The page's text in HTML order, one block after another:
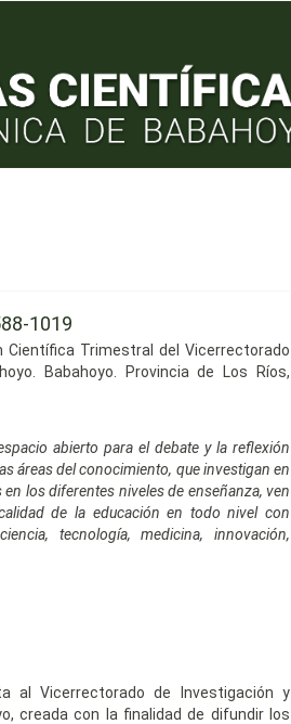
1019
Científica Trimestral del Vicerrectorado
Babahoyo. Provincia de Los Ríos,
abierto para el debate y la reflexión
áreas del conocimiento, que investigan en
los diferentes niveles de enseñanza, ven
de la educación en todo nivel con
tecnología, medicina, innovación,
al Vicerrectorado de Investigación y
creada con la finalidad de difundir los